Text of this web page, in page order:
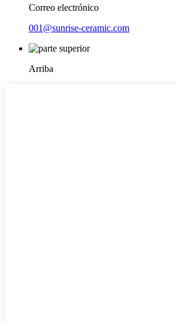
Correo electrónico
001@sunrise-ceramic.com
Arriba